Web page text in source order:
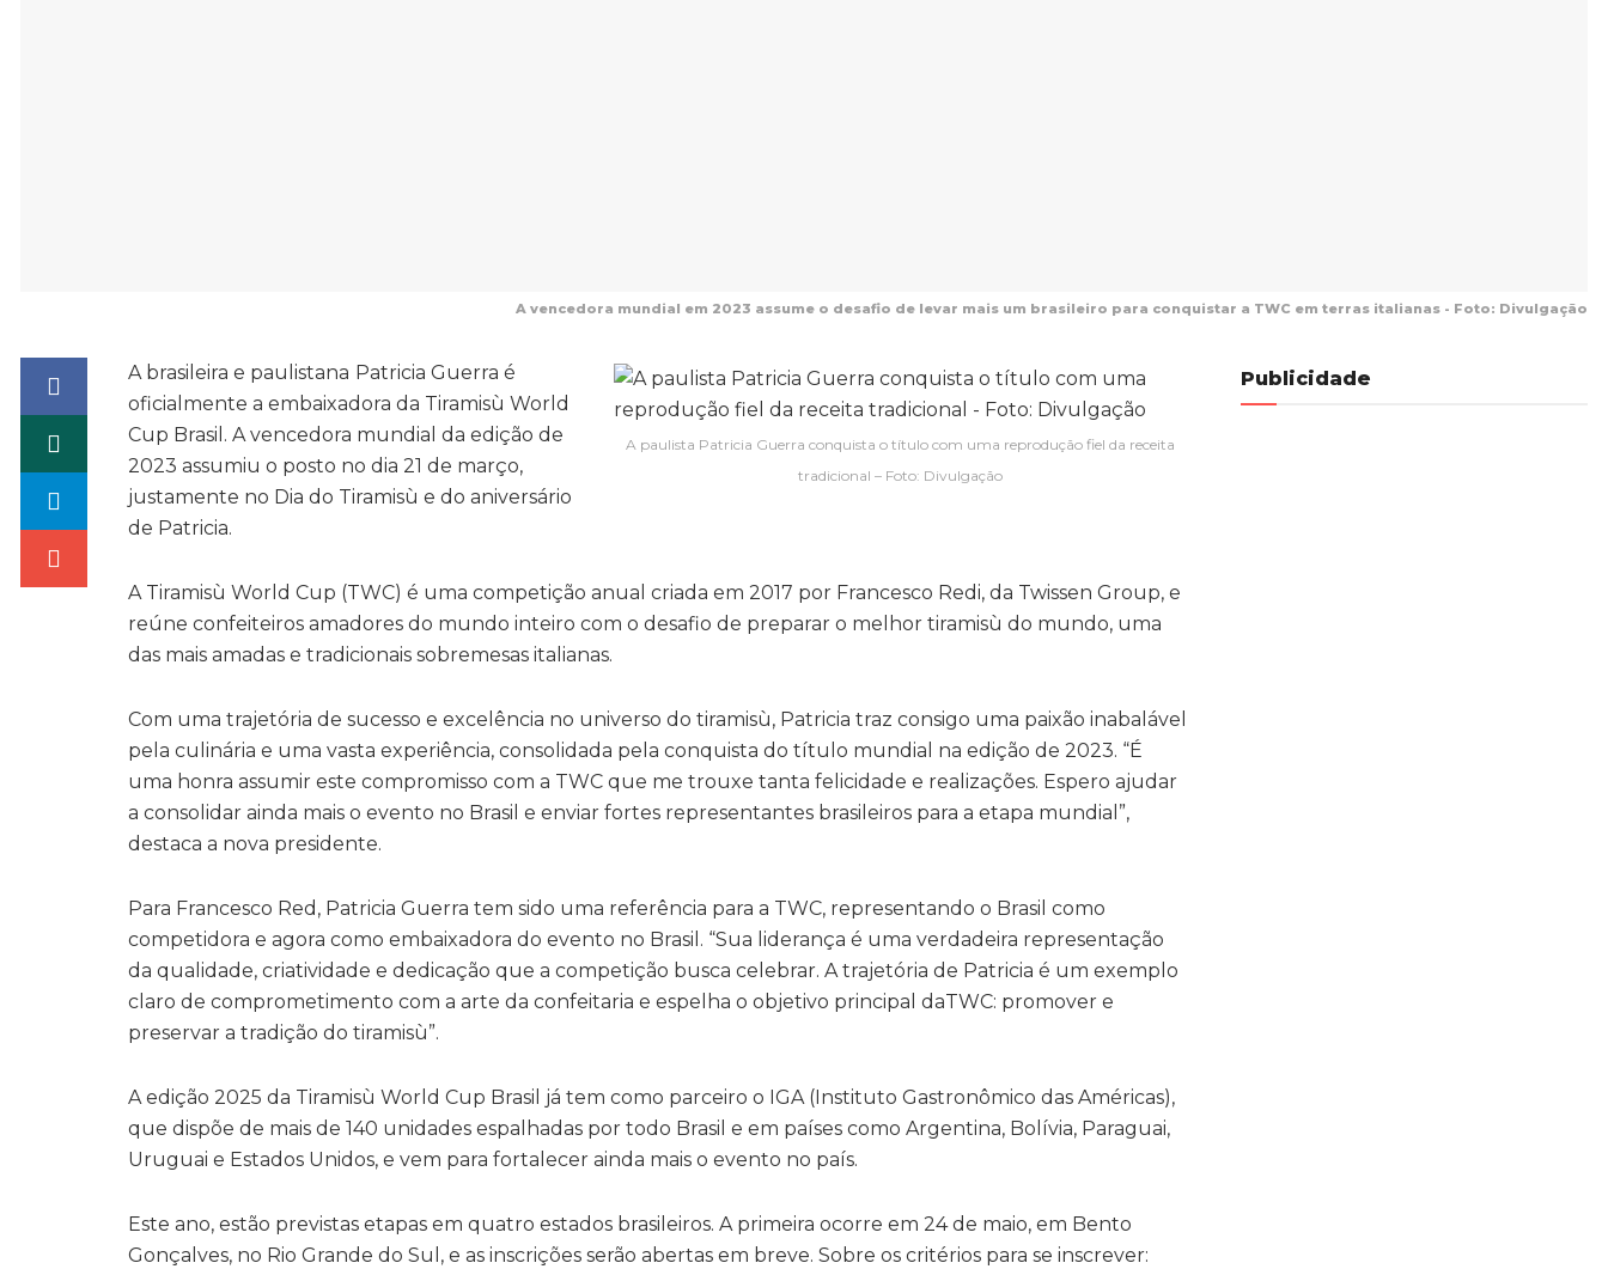
A vencedora mundial em 2023 assume o desafio de levar mais um brasileiro para conquistar a TWC em terras italianas - Foto: Divulgação
A paulista Patricia Guerra conquista o título com uma reprodução fiel da receita
tradicional – Foto: Divulgação
A brasileira e paulistana Patricia Guerra é
oficialmente a embaixadora da Tiramisù World
Cup Brasil. A vencedora mundial da edição de
2023 assumiu o posto no dia 21 de março,
justamente no Dia do Tiramisù e do aniversário
de Patricia.
A Tiramisù World Cup (TWC) é uma competição anual criada em 2017 por Francesco Redi, da Twissen Group, e
reúne confeiteiros amadores do mundo inteiro com o desafio de preparar o melhor tiramisù do mundo, uma
das mais amadas e tradicionais sobremesas italianas.
Com uma trajetória de sucesso e excelência no universo do tiramisù, Patricia traz consigo uma paixão inabalável
pela culinária e uma vasta experiência, consolidada pela conquista do título mundial na edição de 2023. “É
uma honra assumir este compromisso com a TWC que me trouxe tanta felicidade e realizações. Espero ajudar
a consolidar ainda mais o evento no Brasil e enviar fortes representantes brasileiros para a etapa mundial”,
destaca a nova presidente.
Para Francesco Red, Patricia Guerra tem sido uma referência para a TWC, representando o Brasil como
competidora e agora como embaixadora do evento no Brasil. “Sua liderança é uma verdadeira representação
da qualidade, criatividade e dedicação que a competição busca celebrar. A trajetória de Patricia é um exemplo
claro de comprometimento com a arte da confeitaria e espelha o objetivo principal daTWC: promover e
preservar a tradição do tiramisù”.
A edição 2025 da Tiramisù World Cup Brasil já tem como parceiro o IGA (Instituto Gastronômico das Américas),
que dispõe de mais de 140 unidades espalhadas por todo Brasil e em países como Argentina, Bolívia, Paraguai,
Uruguai e Estados Unidos, e vem para fortalecer ainda mais o evento no país.
Este ano, estão previstas etapas em quatro estados brasileiros. A primeira ocorre em 24 de maio, em Bento
Gonçalves, no Rio Grande do Sul, e as inscrições serão abertas em breve. Sobre os critérios para se inscrever:
Publicidade